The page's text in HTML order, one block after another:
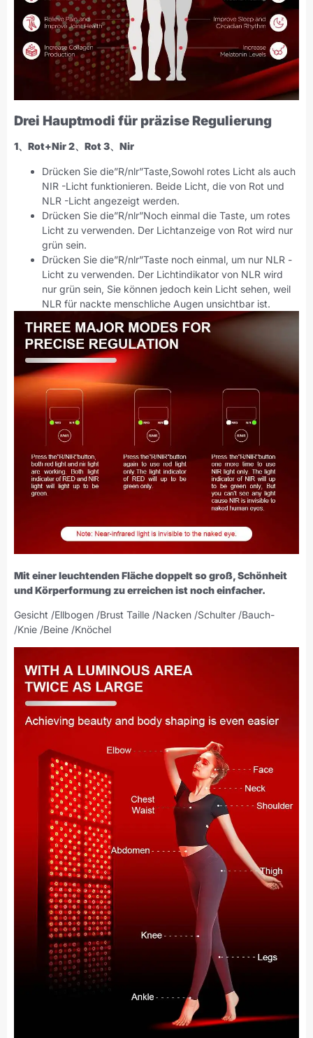
Drei Hauptmodi für präzise Regulierung
1、Rot+Nir 2、Rot 3、Nir
Drücken Sie die”R/nlr”Taste,Sowohl rotes Licht als auch
NIR -Licht funktionieren. Beide Licht, die von Rot und
NLR -Licht angezeigt werden.
Drücken Sie die”R/nlr”Noch einmal die Taste, um rotes
Licht zu verwenden. Der Lichtanzeige von Rot wird nur
grün sein.
Drücken Sie die”R/nlr”Taste noch einmal, um nur NLR -
Licht zu verwenden. Der Lichtindikator von NLR wird
nur grün sein, Sie können jedoch kein Licht sehen, weil
NLR für nackte menschliche Augen unsichtbar ist.
Mit einer leuchtenden Fläche doppelt so groß, Schönheit
und Körperformung zu erreichen ist noch einfacher.
Gesicht /Ellbogen /Brust Taille /Nacken /Schulter /Bauch-
/Knie /Beine /Knöchel